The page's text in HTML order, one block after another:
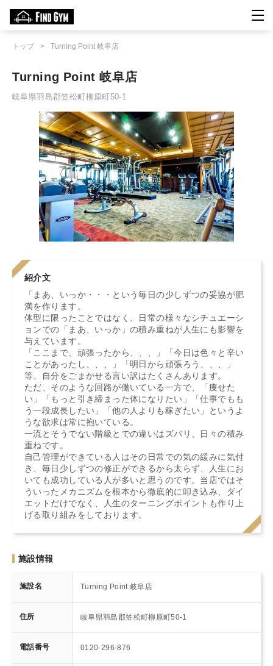
トップ > Turning Point 岐阜店
Turning Point 岐阜店
岐阜県羽島郡笠松町柳原町50-1
紹介文
「まあ、いっか・・・という毎日の少しずつの妥協が肥
満を作ります。
体型に限ったことではなく、日常の様々なシチュエーシ
ョンでの「まあ、いっか」の積み重ねが人生にも影響を
与えています。
「ここまで、頑張ったから、、、」「今日は色々と辛い
ことがあったし、、、」「明日から頑張ろう、、、」
等、自分をごまかせる言い訳はたくさんあります。
ただ、そのような回路が働いている一方で、「痩せた
い」「もっと引き締まった体になりたい」「仕事でもも
う一段成長したい」「他の人よりも稼ぎたい」というよ
うな欲求は常に抱いている。
一流とそうでない階級とでの違いはズバリ、日々の積み
重ねです。
自己管理ができている人はその日常での気の緩みに気付
き、毎日少しずつの修正ができるから太らず、人生にお
いても成功している人が多いと思うのです。当店ではそ
ういったメカニズムを根本から徹底的に叩き込み、ダイ
エットだけでなく、人生のターニングポイントも作り上
げる取り組みをしております。
施設情報
施設名 Turning Point 岐阜店
住所 岐阜県羽島郡笠松町柳原町50-1
電話番号 0120-296-876